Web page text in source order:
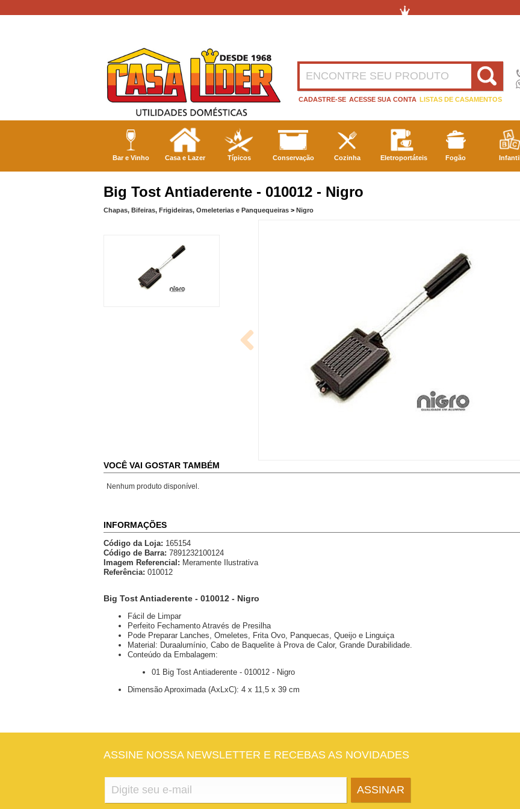
CADASTRE-SE ACESSE SUA CONTA LISTAS DE CASAMENTOS
Bar e Vinho Casa e Lazer Típicos Conservação Cozinha Eletroportáteis Fogão Infantil
Big Tost Antiaderente - 010012 - Nigro
Chapas, Bifeiras, Frigideiras, Omeleterias e Panquequeiras > Nigro
VOCÊ VAI GOSTAR TAMBÉM
Nenhum produto disponível.
INFORMAÇÕES
Código da Loja: 165154
Código de Barra: 7891232100124
Imagem Referencial: Meramente Ilustrativa
Referência: 010012
Big Tost Antiaderente - 010012 - Nigro
Fácil de Limpar
Perfeito Fechamento Através de Presilha
Pode Preparar Lanches, Omeletes, Frita Ovo, Panquecas, Queijo e Linguiça
Material: Duraalumínio, Cabo de Baquelite à Prova de Calor, Grande Durabilidade.
Conteúdo da Embalagem:
01 Big Tost Antiaderente - 010012 - Nigro
Dimensão Aproximada (AxLxC): 4 x 11,5 x 39 cm
ASSINE NOSSA NEWSLETTER E RECEBAS AS NOVIDADES